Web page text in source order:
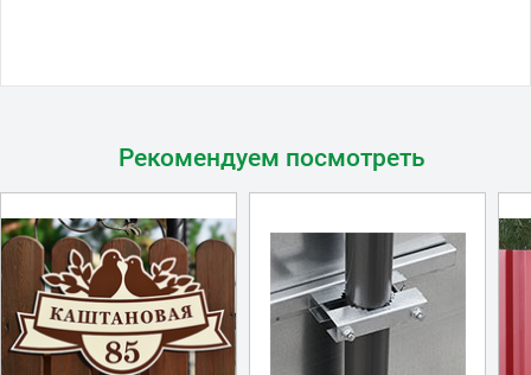
Рекомендуем посмотреть